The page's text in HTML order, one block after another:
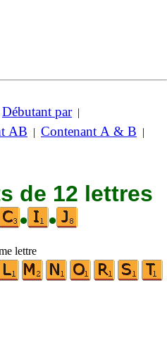
Débutant par|
AB | Contenant A & B |
de 12 lettres
• •
lettre